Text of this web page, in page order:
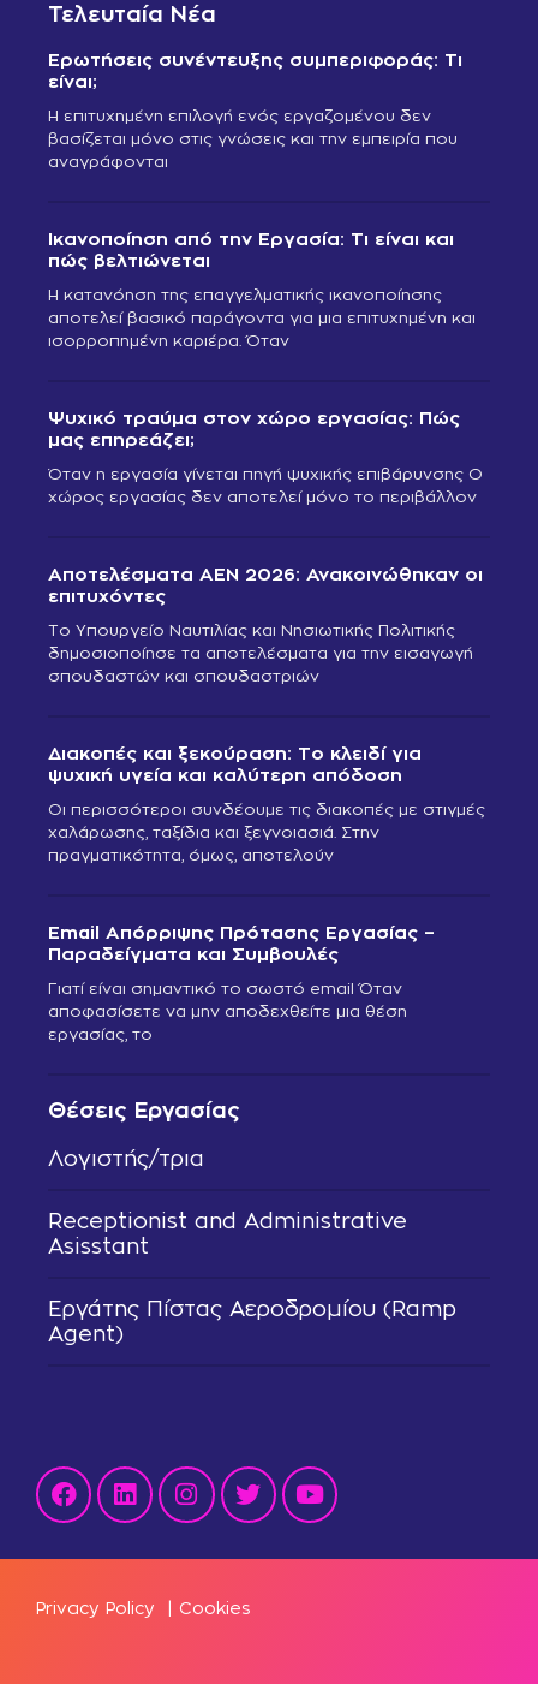
Θέσεις Εργασίας
Λογιστής/τρια
Receptionist and Administrative
Asisstant
Εργάτης Πίστας Αεροδρομίου (Ramp
Agent)
Τελευταία Νέα
Ερωτήσεις συνέντευξης συμπεριφοράς: Τι
είναι;
Η επιτυχημένη επιλογή ενός εργαζομένου δεν
βασίζεται μόνο στις γνώσεις και την εμπειρία που
αναγράφονται
Ικανοποίηση από την Εργασία: Τι είναι και
πώς βελτιώνεται
Η κατανόηση της επαγγελματικής ικανοποίησης
αποτελεί βασικό παράγοντα για μια επιτυχημένη και
ισορροπημένη καριέρα. Όταν
Ψυχικό τραύμα στον χώρο εργασίας: Πώς
μας επηρεάζει;
Όταν η εργασία γίνεται πηγή ψυχικής επιβάρυνσης Ο
χώρος εργασίας δεν αποτελεί μόνο το περιβάλλον
Αποτελέσματα ΑΕΝ 2026: Ανακοινώθηκαν οι
επιτυχόντες
Το Υπουργείο Ναυτιλίας και Νησιωτικής Πολιτικής
δημοσιοποίησε τα αποτελέσματα για την εισαγωγή
σπουδαστών και σπουδαστριών
Διακοπές και ξεκούραση: Το κλειδί για
ψυχική υγεία και καλύτερη απόδοση
Οι περισσότεροι συνδέουμε τις διακοπές με στιγμές
χαλάρωσης, ταξίδια και ξεγνοιασιά. Στην
πραγματικότητα, όμως, αποτελούν
Email Απόρριψης Πρότασης Εργασίας –
Παραδείγματα και Συμβουλές
Γιατί είναι σημαντικό το σωστό email Όταν
αποφασίσετε να μην αποδεχθείτε μια θέση
εργασίας, το
Privacy Policy | Cookies